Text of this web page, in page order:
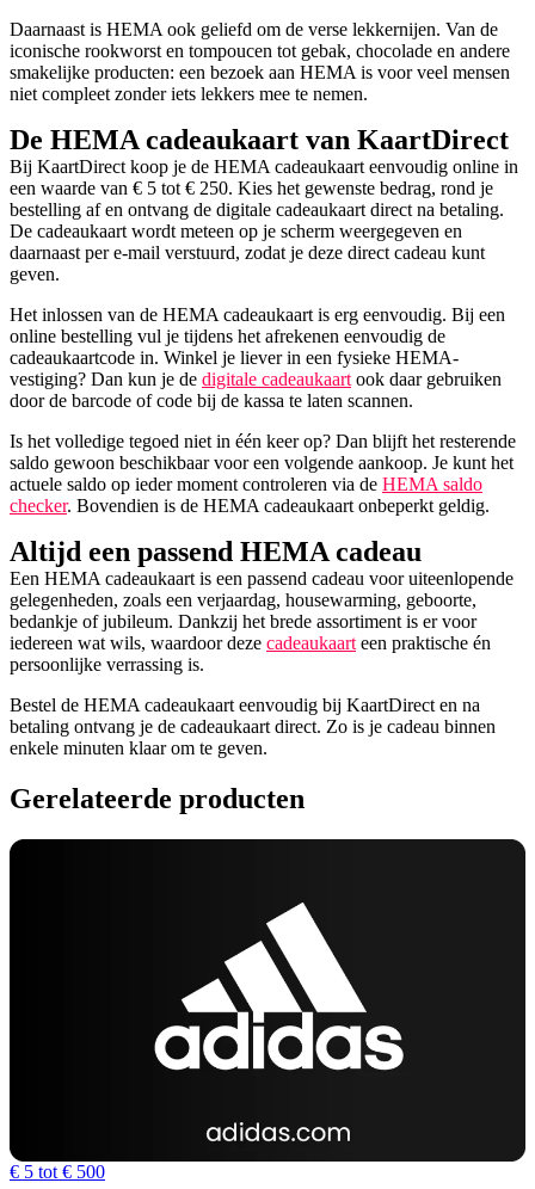
Daarnaast is HEMA ook geliefd om de verse lekkernijen. Van de
iconische rookworst en tompoucen tot gebak, chocolade en andere
smakelijke producten: een bezoek aan HEMA is voor veel mensen
niet compleet zonder iets lekkers mee te nemen.
De HEMA cadeaukaart van KaartDirect
Bij KaartDirect koop je de HEMA cadeaukaart eenvoudig online in
een waarde van € 5 tot € 250. Kies het gewenste bedrag, rond je
bestelling af en ontvang de digitale cadeaukaart direct na betaling.
De cadeaukaart wordt meteen op je scherm weergegeven en
daarnaast per e-mail verstuurd, zodat je deze direct cadeau kunt
geven.
Het inlossen van de HEMA cadeaukaart is erg eenvoudig. Bij een
online bestelling vul je tijdens het afrekenen eenvoudig de
cadeaukaartcode in. Winkel je liever in een fysieke HEMA-
vestiging? Dan kun je de digitale cadeaukaart ook daar gebruiken
door de barcode of code bij de kassa te laten scannen.
Is het volledige tegoed niet in één keer op? Dan blijft het resterende
saldo gewoon beschikbaar voor een volgende aankoop. Je kunt het
actuele saldo op ieder moment controleren via de HEMA saldo
checker. Bovendien is de HEMA cadeaukaart onbeperkt geldig.
Altijd een passend HEMA cadeau
Een HEMA cadeaukaart is een passend cadeau voor uiteenlopende
gelegenheden, zoals een verjaardag, housewarming, geboorte,
bedankje of jubileum. Dankzij het brede assortiment is er voor
iedereen wat wils, waardoor deze cadeaukaart een praktische én
persoonlijke verrassing is.
Bestel de HEMA cadeaukaart eenvoudig bij KaartDirect en na
betaling ontvang je de cadeaukaart direct. Zo is je cadeau binnen
enkele minuten klaar om te geven.
Gerelateerde producten
€ 5 tot € 500